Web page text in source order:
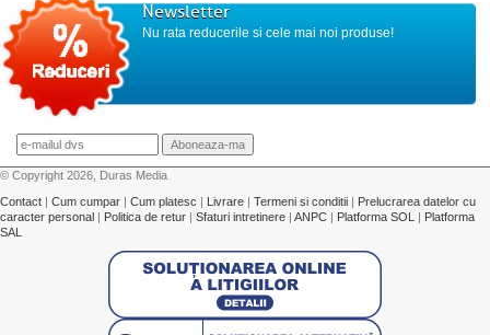
Newsletter
Nu rata reducerile si cele mai noi produse!
© Copyright 2026, Duras Media
Contact | Cum cumpar | Cum platesc | Livrare | Termeni si conditii | Prelucrarea datelor cu
caracter personal | Politica de retur | Sfaturi intretinere | ANPC | Platforma SOL | Platforma
SAL